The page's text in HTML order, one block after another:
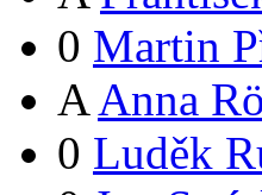
0 Martin
A Anna
0 Luděk